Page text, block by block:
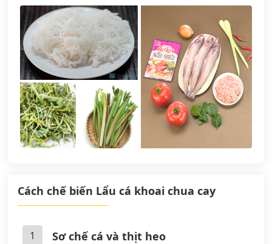
Cách chế biến Lẩu cá khoai chua cay
1
Sơ chế cá và thịt heo